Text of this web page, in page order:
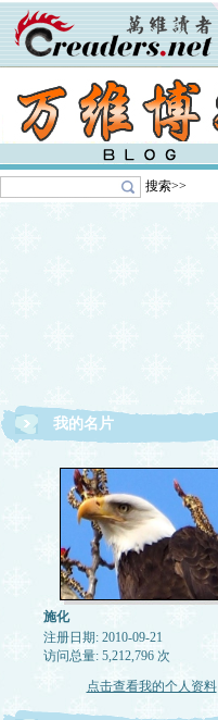
搜索>>
我的名片
施化
注册日期: 2010-09-21
访问总量: 5,212,796 次
点击查看我的个人资料